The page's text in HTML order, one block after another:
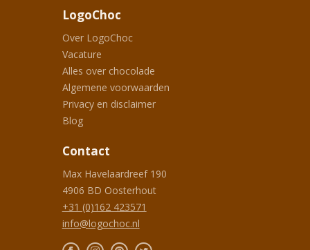
LogoChoc
Over LogoChoc
Vacature
Alles over chocolade
Algemene voorwaarden
Privacy en disclaimer
Blog
Contact
Max Havelaardreef 190
4906 BD Oosterhout
+31 (0)162 423571
info@logochoc.nl